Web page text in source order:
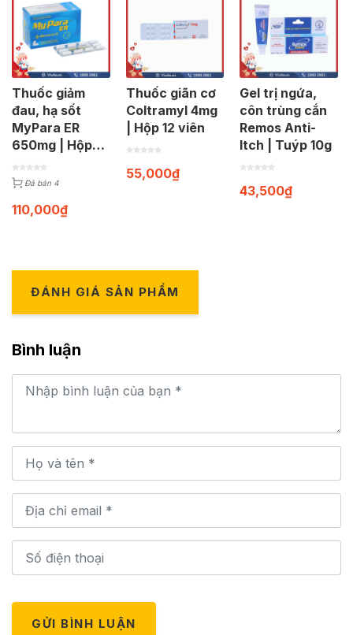
Thuốc giảm
đau, hạ sốt
MyPara ER
650mg | Hộp
100 viên
Đã bán 4
110,000₫
Thuốc giãn cơ
Coltramyl 4mg
| Hộp 12 viên
55,000₫
Gel trị ngứa,
côn trùng cắn
Remos Anti-
Itch | Tuýp 10g
43,500₫
ĐÁNH GIÁ SẢN PHẨM
Bình luận
GỬI BÌNH LUẬN